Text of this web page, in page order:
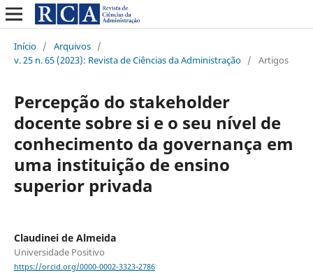
Início / Arquivos /
v. 25 n. 65 (2023): Revista de Ciências da Administração / Artigos
Percepção do stakeholder
docente sobre si e o seu nível de
conhecimento da governança em
uma instituição de ensino
superior privada
Claudinei de Almeida
Universidade Positivo
https://orcid.org/0000-0002-3323-2786